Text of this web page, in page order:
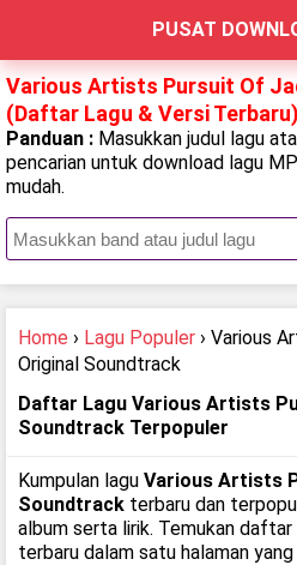
PUSAT
Various Artists Pursuit Of
(Daftar Lagu & Versi Terbaru)
Panduan : Masukkan judul lagu
pencarian untuk download lagu
mudah.
Home › Lagu Populer › Various
Original Soundtrack
Daftar Lagu Various Artists
Soundtrack Terpopuler
Kumpulan lagu Various Artists
Soundtrack terbaru dan
album serta lirik. Temukan daftar
terbaru dalam satu halaman